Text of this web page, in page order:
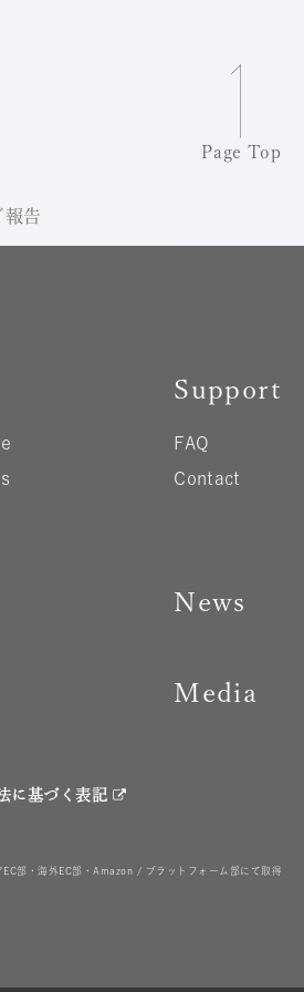
Page Top
告
Support
FAQ
Contact
News
Media
に基づく表記
部・海外EC部・Amazon / プラットフォーム部にて取得